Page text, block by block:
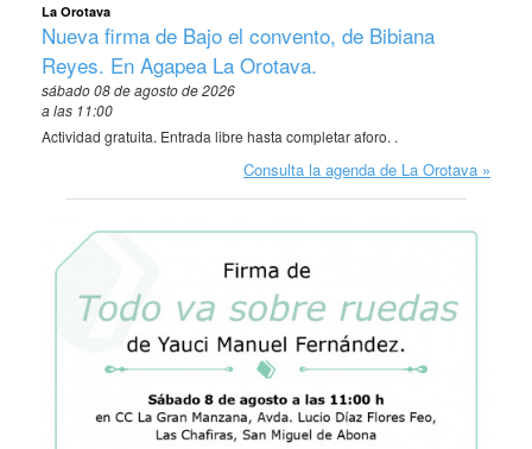
La Orotava
Nueva firma de Bajo el convento, de Bibiana
Reyes. En Agapea La Orotava.
sábado 08 de agosto de 2026
a las 11:00
Actividad gratuita. Entrada libre hasta completar aforo. .
Consulta la agenda de La Orotava